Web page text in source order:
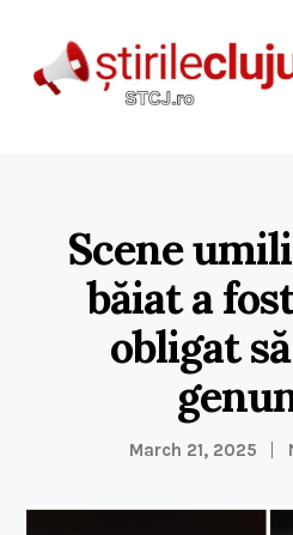
Scene
băiat a
obligat
March 21, 2025